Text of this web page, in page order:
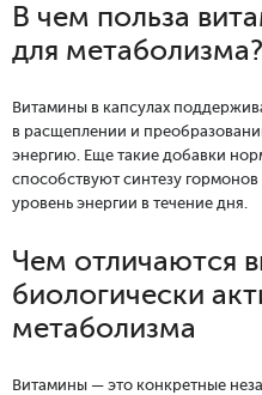
В чем польза
для метаболизма?
Витамины в капсулах
в расщеплении и
энергию. Еще такие добавки
способствуют синтезу
уровень энергии в течение дня.
Чем отличаются
биологически
метаболизма
Витамины — это конкретные